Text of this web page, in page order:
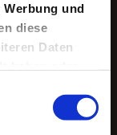
und
diese
Daten
alte
live vertont.